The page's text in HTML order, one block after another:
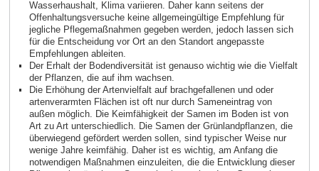
Wasserhaushalt, Klima variieren. Daher kann seitens der
Offenhaltungsversuche keine allgemeingültige Empfehlung für
jegliche Pflegemaßnahmen gegeben werden, jedoch lassen sich
für die Entscheidung vor Ort an den Standort angepasste
Empfehlungen ableiten.
Der Erhalt der Bodendiversität ist genauso wichtig wie die Vielfalt
der Pflanzen, die auf ihm wachsen.
Die Erhöhung der Artenvielfalt auf brachgefallenen und oder
artenverarmten Flächen ist oft nur durch Sameneintrag von
außen möglich. Die Keimfähigkeit der Samen im Boden ist von
Art zu Art unterschiedlich. Die Samen der Grünlandpflanzen, die
überwiegend gefördert werden sollen, sind typischer Weise nur
wenige Jahre keimfähig. Daher ist es wichtig, am Anfang die
notwendigen Maßnahmen einzuleiten, die die Entwicklung dieser